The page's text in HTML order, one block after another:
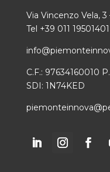
Via Vincenzo Vela, 3
Tel +39 011 19501401
C.F.: 97634160010
SDI: 1N74KED